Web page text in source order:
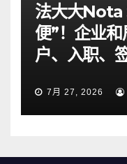
法大大Nota
便”！企业
户、入职、
7月 27, 2026